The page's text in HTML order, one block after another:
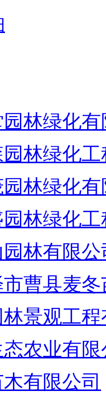
林绿化
林绿化
林绿化
林绿化
林有限公
曹县麦
景观工
农业有
有限公司